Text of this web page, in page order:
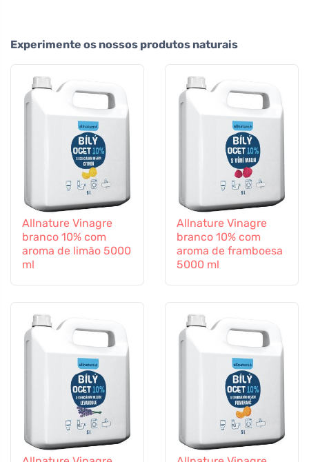
Experimente os nossos produtos naturais
Allnature Vinagre
branco 10% com
aroma de limão 5000
ml
Allnature Vinagre
branco 10% com
aroma de framboesa
5000 ml